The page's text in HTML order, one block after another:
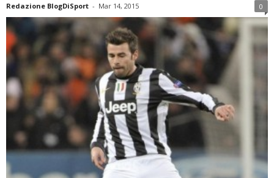
Redazione BlogDiSport - Mar 14, 2015 0